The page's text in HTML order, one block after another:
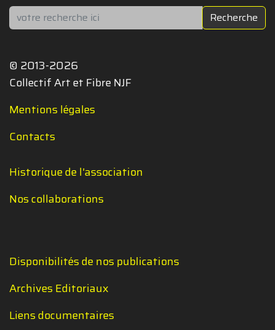
Rechercher Recherche
© 2013-2026
Collectif Art et Fibre NJF
Mentions légales
Contacts
Historique de l'association
Nos collaborations
Disponibilités de nos publications
Archives Editoriaux
Liens documentaires